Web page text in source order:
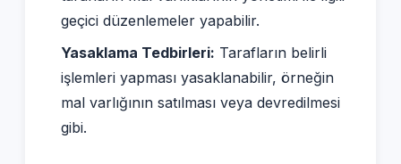
geçici düzenlemeler yapabilir.
Yasaklama Tedbirleri: Tarafların belirli
işlemleri yapması yasaklanabilir, örneğin
mal varlığının satılması veya devredilmesi
gibi.